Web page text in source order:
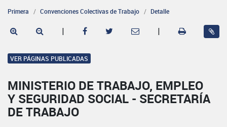
Primera Convenciones Colectivas de Trabajo Detalle
| |
VER PÁGINAS PUBLICADAS
MINISTERIO DE TRABAJO, EMPLEO
Y SEGURIDAD SOCIAL - SECRETARÍA
DE TRABAJO